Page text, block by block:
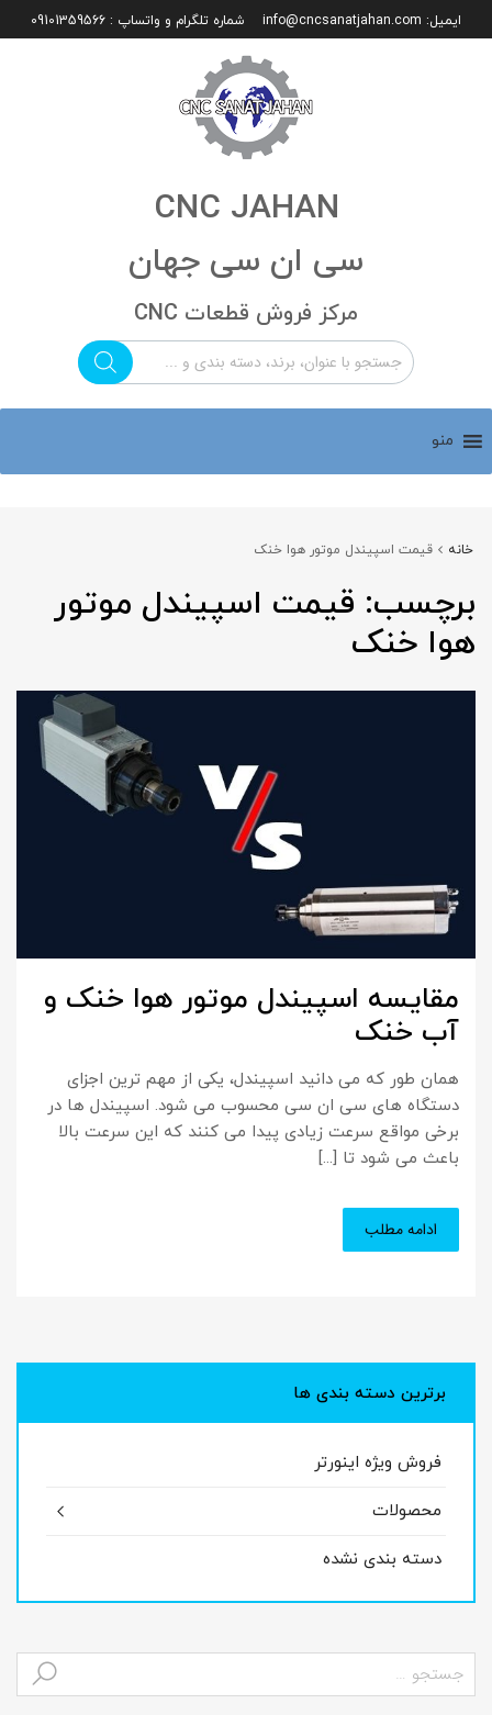
ایمیل: info@cncsanatjahan.com شماره تلگرام و واتساپ : 09101359566
CNC JAHAN
سی ان سی جهان
مرکز فروش قطعات CNC
منو
خانه قیمت اسپیندل موتور هوا خنک
برچسب: قیمت اسپیندل موتور
هوا خنک
مقایسه اسپیندل موتور هوا خنک و
آب خنک
همان طور که می دانید اسپیندل، یکی از مهم ترین اجزای
دستگاه های سی ان سی محسوب می شود. اسپیندل ها در
برخی مواقع سرعت زیادی پیدا می کنند که این سرعت بالا
باعث می شود تا [...]
ادامه مطلب
برترین دسته بندی ها
فروش ویژه اینورتر
محصولات
دسته بندی نشده